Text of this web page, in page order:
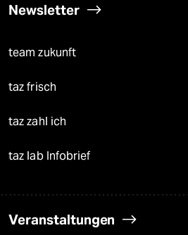
Newsletter
team zukunft
taz frisch
taz zahl ich
taz lab Infobrief
Veranstaltungen